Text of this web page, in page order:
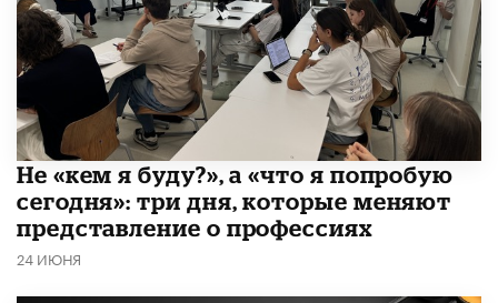
Не «кем я буду?», а «что я попробую
сегодня»: три дня, которые меняют
представление о профессиях
24 ИЮНЯ